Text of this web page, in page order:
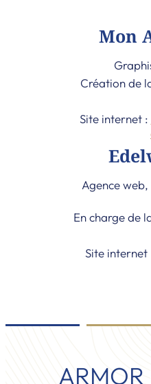
Mon
Création de
Site internet :
Agence
En charge de
Site internet
ARMOR